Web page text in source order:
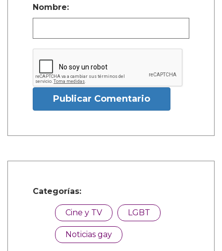
Nombre:
Publicar Comentario
Categorías:
Cine y TV LGBT
Noticias gay